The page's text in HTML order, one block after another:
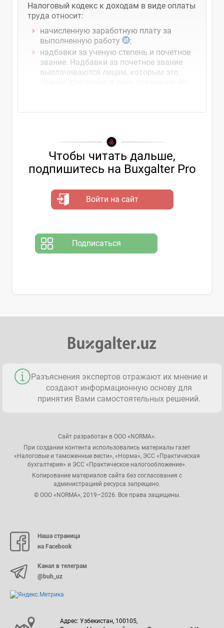
Налоговый кодекс к доходам в виде оплаты
труда относит:
начисленную заработную плату за
выполненную работу
;
надбавки за ученую степень и почетное
звание. Надбавки за почетное звание
выплачиваются лицам, которым это
Чтобы читать дальше,
подпишитесь на Buxgalter Pro
Войти на сайт
Подписаться
Разъяснения экспертов отражают их мнение и
создают информационную основу для
принятия Вами самостоятельных решений.
Сайт разработан в ООО «NORMA».
При создании контента использовались материалы газет
«Налоговые и таможенные вести», «Норма», ЭСС «Практическая
бухгалтерия» и ЭСС «Практическое налогообложение».
Копирование материалов сайта без согласования с
администрацией ресурса запрещено.
© ООО «NORMA», 2019–2026. Все права защищены.
Наша страница
на Facebook
Канал в телеграм
@buh_uz
Адрес: Узбекистан, 100105,